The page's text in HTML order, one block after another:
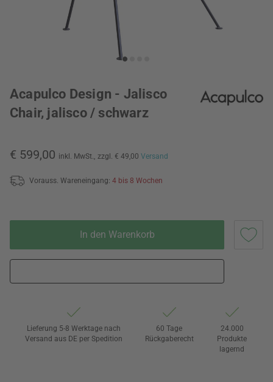
Acapulco Design - Jalisco
Chair, jalisco / schwarz
€ 599,00 inkl. MwSt., zzgl. € 49,00 Versand
Vorauss. Wareneingang: 4 bis 8 Wochen
In den Warenkorb
Lieferung 5-8 Werktage nach
Versand aus DE per Spedition
60 Tage
Rückgaberecht
24.000
Produkte
lagernd